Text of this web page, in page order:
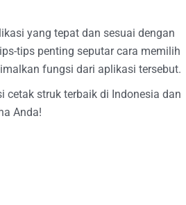
yang tepat dan sesuai dengan
tips penting seputar cara memilih
fungsi dari aplikasi tersebut.
cetak struk terbaik di Indonesia dan
Anda!